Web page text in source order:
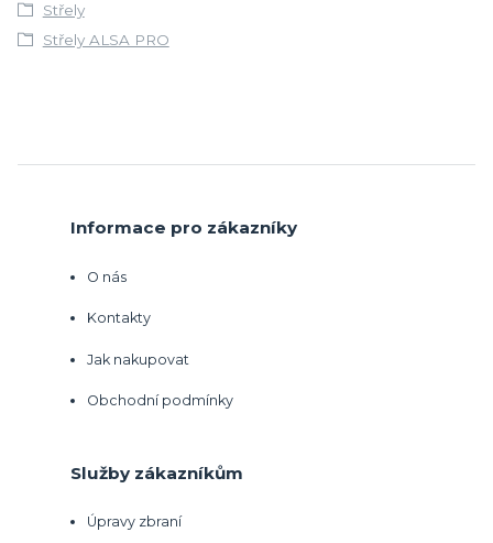
Střely
Střely ALSA PRO
Informace pro zákazníky
O nás
Kontakty
Jak nakupovat
Obchodní podmínky
Služby zákazníkům
Úpravy zbraní